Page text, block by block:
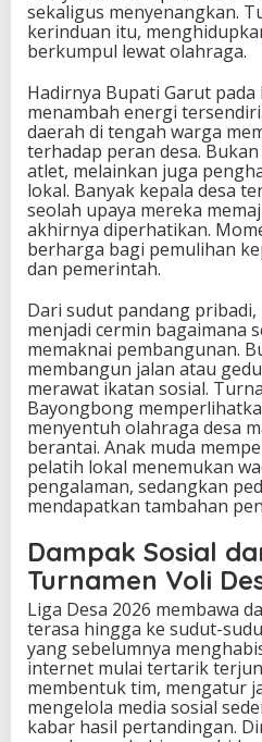
sekaligus menyenangkan.
kerinduan itu,
berkumpul lewat olahraga.
Hadirnya Bupati Garut pada
menambah energi
daerah di tengah warga
terhadap peran desa.
atlet, melainkan juga
lokal. Banyak kepala desa
seolah upaya mereka
akhirnya diperhatikan.
berharga bagi pemulihan
dan pemerintah.
Dari sudut pandang pribadi,
menjadi cermin bagaimana
memaknai pembangunan.
membangun jalan atau
merawat ikatan sosial.
Bayongbong
menyentuh olahraga desa
berantai. Anak muda
pelatih lokal menemukan
pengalaman, sedangkan
mendapatkan tambahan
Dampak Sosial
Turnamen Voli
Liga Desa 2026 membawa
terasa hingga ke sudut-
yang sebelumnya
internet mulai tertarik
membentuk tim, mengatur
mengelola media sosial
kabar hasil pertandingan.